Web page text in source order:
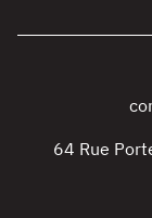
64 Rue